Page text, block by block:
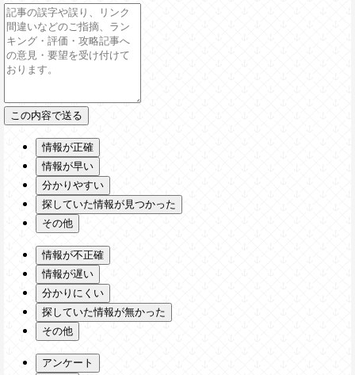
情報が正確
情報が早い
分かりやすい
探していた情報が見つかった
その他
情報が不正確
情報が遅い
分かりにくい
探していた情報が無かった
その他
アンケート